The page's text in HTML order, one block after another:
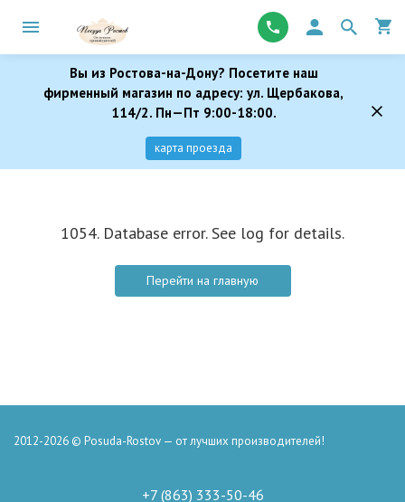
Вы из Ростова-на-Дону? Посетите наш
фирменный магазин по адресу: ул. Щербакова,
114/2. Пн—Пт 9:00-18:00.
карта проезда
1054. Database error. See log for details.
Перейти на главную
2012-2026 © Posuda-Rostov — от лучших производителей!
+7 (863) 333-50-46